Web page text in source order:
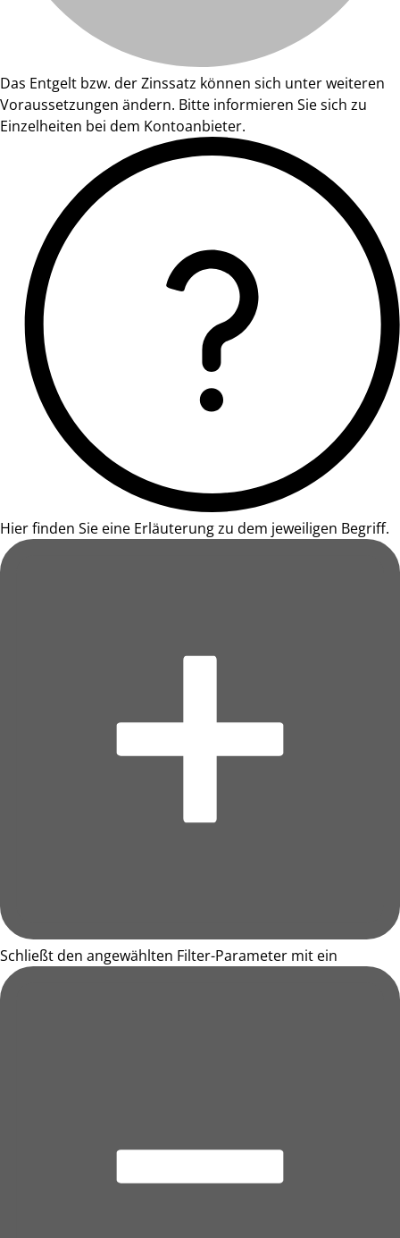
Das Entgelt bzw. der Zinssatz können sich unter weiteren
Voraussetzungen ändern. Bitte informieren Sie sich zu
Einzelheiten bei dem Kontoanbieter.
Hier finden Sie eine Erläuterung zu dem jeweiligen Begriff.
Schließt den angewählten Filter-Parameter mit ein